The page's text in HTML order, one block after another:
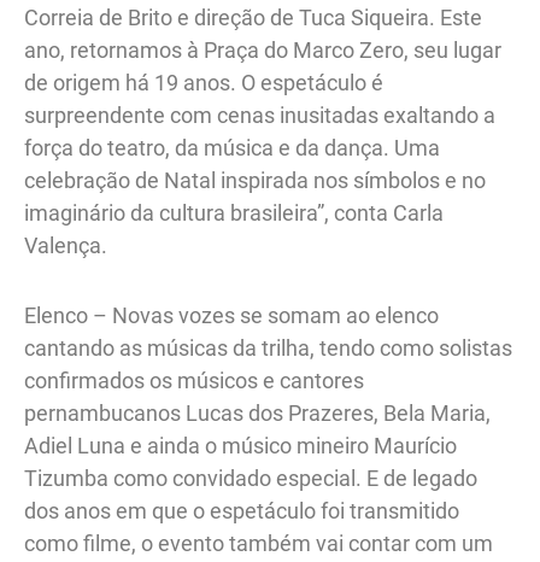
Correia de Brito e direção de Tuca Siqueira. Este
ano, retornamos à Praça do Marco Zero, seu lugar
de origem há 19 anos. O espetáculo é
surpreendente com cenas inusitadas exaltando a
força do teatro, da música e da dança. Uma
celebração de Natal inspirada nos símbolos e no
imaginário da cultura brasileira”, conta Carla
Valença.
Elenco – Novas vozes se somam ao elenco
cantando as músicas da trilha, tendo como solistas
confirmados os músicos e cantores
pernambucanos Lucas dos Prazeres, Bela Maria,
Adiel Luna e ainda o músico mineiro Maurício
Tizumba como convidado especial. E de legado
dos anos em que o espetáculo foi transmitido
como filme, o evento também vai contar com um